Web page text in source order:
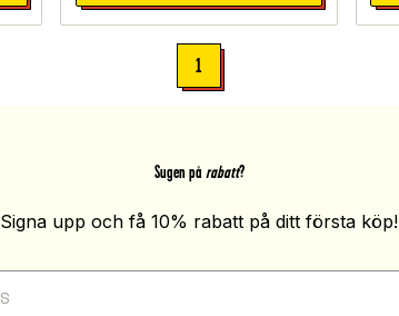
1
Sugen på rabatt?
Signa upp och få 10% rabatt på ditt första köp!